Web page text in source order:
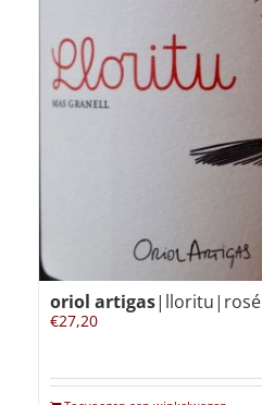
oriol artigas|lloritu|rosé
€27,20